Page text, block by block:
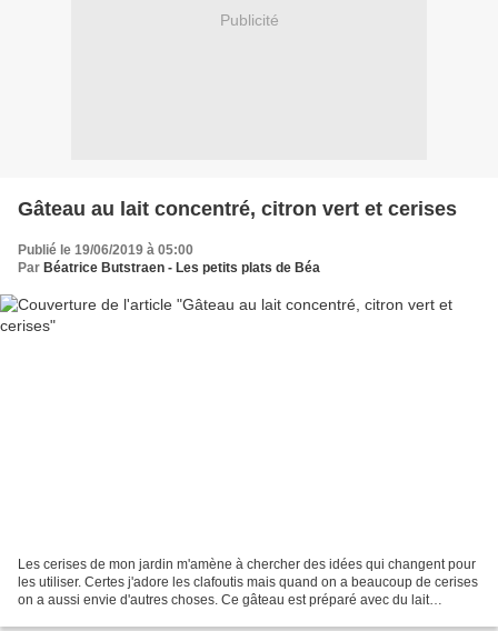
Publicité
Gâteau au lait concentré, citron vert et cerises
Publié le 19/06/2019 à 05:00
Par Béatrice Butstraen - Les petits plats de Béa
Les cerises de mon jardin m'amène à chercher des idées qui changent pour
les utiliser. Certes j'adore les clafoutis mais quand on a beaucoup de cerises
on a aussi envie d'autres choses. Ce gâteau est préparé avec du lait